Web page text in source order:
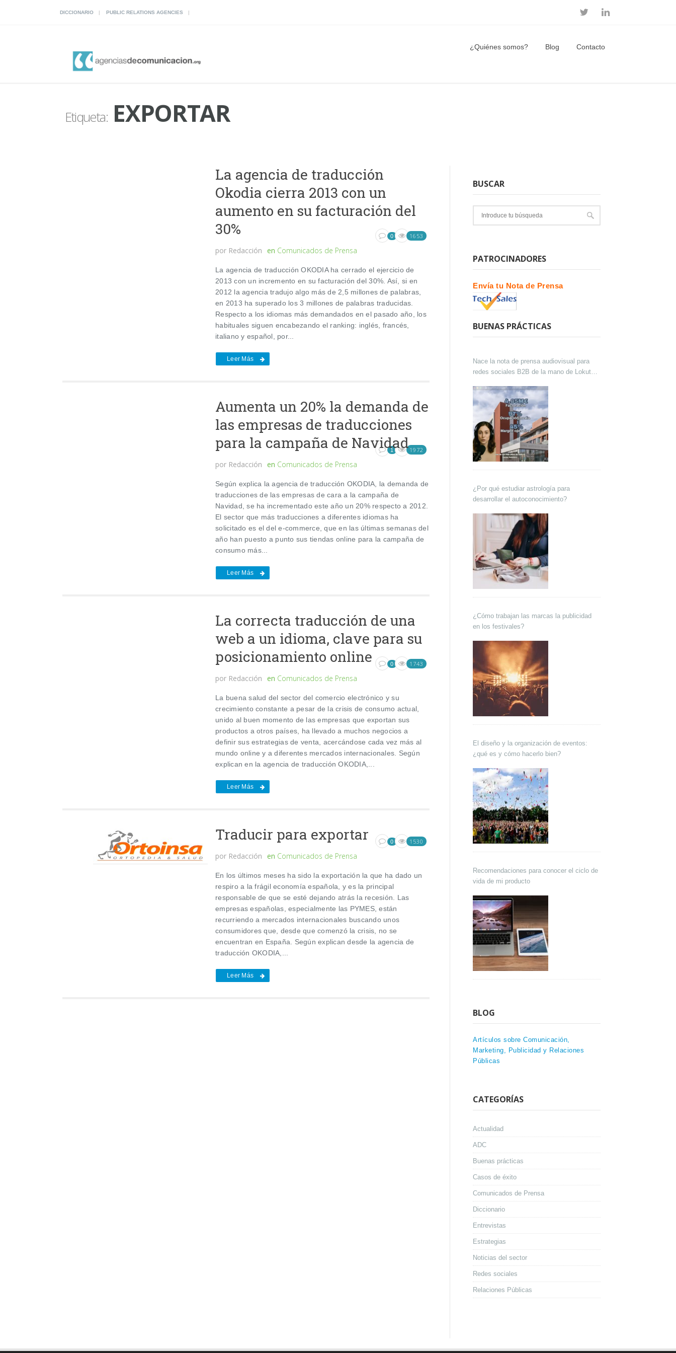
DICCIONARIO PUBLIC RELATIONS AGENCIES
¿Quiénes somos? Blog Contacto
Etiqueta:EXPORTAR
La agencia de traducción
Okodia cierra 2013 con un
aumento en su facturación del
30%
por Redacción en Comunicados de Prensa
0 1653
La agencia de traducción OKODIA ha cerrado el ejercicio de
2013 con un incremento en su facturación del 30%. Así, si en
2012 la agencia tradujo algo más de 2,5 millones de palabras,
en 2013 ha superado los 3 millones de palabras traducidas.
Respecto a los idiomas más demandados en el pasado año, los
habituales siguen encabezando el ranking: inglés, francés,
italiano y español, por...
Leer Más
Aumenta un 20% la demanda de
las empresas de traducciones
para la campaña de Navidad
por Redacción en Comunicados de Prensa
1 1972
Según explica la agencia de traducción OKODIA, la demanda de
traducciones de las empresas de cara a la campaña de
Navidad, se ha incrementado este año un 20% respecto a 2012.
El sector que más traducciones a diferentes idiomas ha
solicitado es el del e-commerce, que en las últimas semanas del
año han puesto a punto sus tiendas online para la campaña de
consumo más...
Leer Más
La correcta traducción de una
web a un idioma, clave para su
posicionamiento online
por Redacción en Comunicados de Prensa
0 1743
La buena salud del sector del comercio electrónico y su
crecimiento constante a pesar de la crisis de consumo actual,
unido al buen momento de las empresas que exportan sus
productos a otros países, ha llevado a muchos negocios a
definir sus estrategias de venta, acercándose cada vez más al
mundo online y a diferentes mercados internacionales. Según
explican en la agencia de traducción OKODIA,...
Leer Más
Traducir para exportar
por Redacción en Comunicados de Prensa
0 1530
En los últimos meses ha sido la exportación la que ha dado un
respiro a la frágil economía española, y es la principal
responsable de que se esté dejando atrás la recesión. Las
empresas españolas, especialmente las PYMES, están
recurriendo a mercados internacionales buscando unos
consumidores que, desde que comenzó la crisis, no se
encuentran en España. Según explican desde la agencia de
traducción OKODIA,...
Leer Más
BUSCAR
PATROCINADORES
Envía tu Nota de Prensa
BUENAS PRÁCTICAS
Nace la nota de prensa audiovisual para
redes sociales B2B de la mano de Lokutor
¿Por qué estudiar astrología para
desarrollar el autoconocimiento?
¿Cómo trabajan las marcas la publicidad
en los festivales?
El diseño y la organización de eventos:
¿qué es y cómo hacerlo bien?
Recomendaciones para conocer el ciclo de
vida de mi producto
BLOG
Artículos sobre Comunicación,
Marketing, Publicidad y Relaciones
Públicas
CATEGORÍAS
Actualidad
ADC
Buenas prácticas
Casos de éxito
Comunicados de Prensa
Diccionario
Entrevistas
Estrategias
Noticias del sector
Redes sociales
Relaciones Públicas